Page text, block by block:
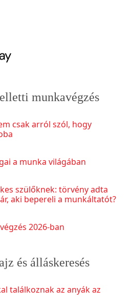
munkavégzés
csak arról szól, hogy
a munka világában
szülőknek: törvény adta
aki bepereli a munkáltatót?
2026-ban
és álláskeresés
találkoznak az anyák az